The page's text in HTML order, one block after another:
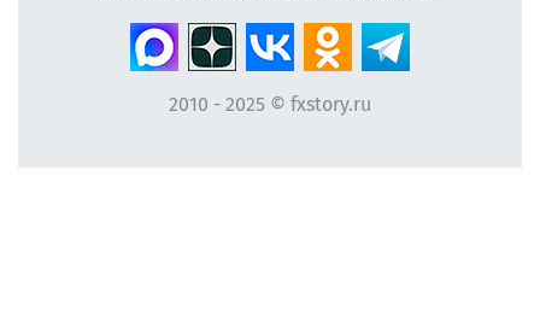
2010 - 2025 © fxstory.ru